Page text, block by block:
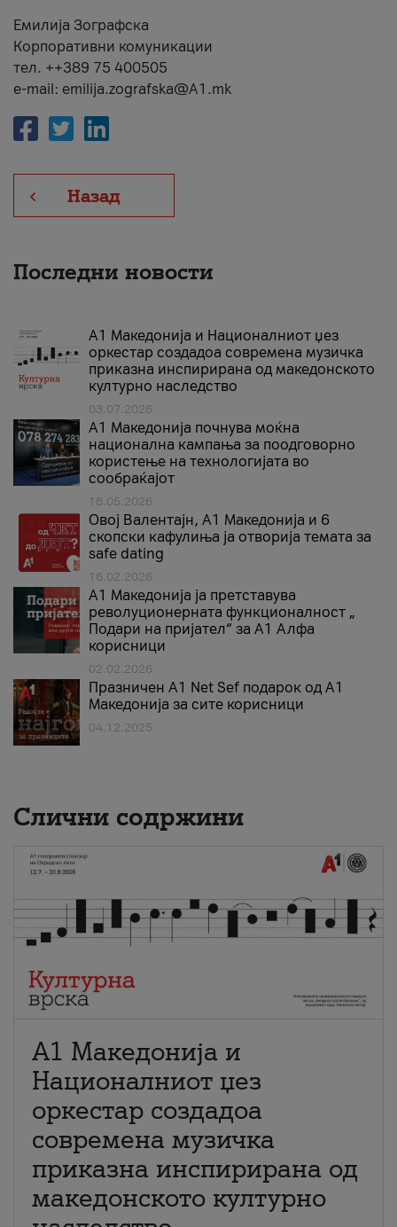
Емилија Зографска
Корпоративни комуникации
тел. ++389 75 400505
e-mail: emilija.zografska@A1.mk
Назад
Последни новости
А1 Македонија и Националниот џез
оркестар создадоа современа музичка
приказна инспирирана од македонското
културно наследство
03.07.2026
A1 Македонија почнува моќна
национална кампања за поодговорно
користење на технологијата во
сообраќајот
18.05.2026
Овој Валентајн, A1 Македонија и 6
скопски кафулиња ја отворија темата за
safe dating
16.02.2026
А1 Македонија ја претставува
револуционерната функционалност „
Подари на пријател“ за А1 Алфа
корисници
02.02.2026
Празничен A1 Net Sеf подарок од А1
Македонија за сите корисници
04.12.2025
Слични содржини
А1 Македонија и
Националниот џез
оркестар создадоа
современа музичка
приказна инспирирана од
македонското културно